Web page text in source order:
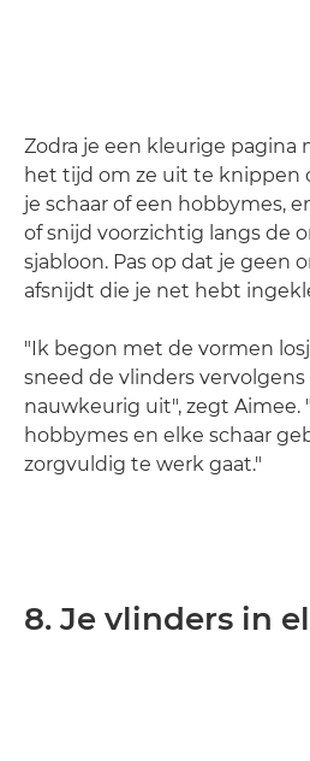
Zodra je een kleurige pagina
het tijd om ze uit te knippen
je schaar of een hobbymes,
of snijd voorzichtig langs de
sjabloon. Pas op dat je geen
afsnijdt die je net hebt
"Ik begon met de vormen
sneed de vlinders
nauwkeurig uit", zegt Aimee.
hobbymes en elke schaar
zorgvuldig te werk gaat."
8. Je vlinders in